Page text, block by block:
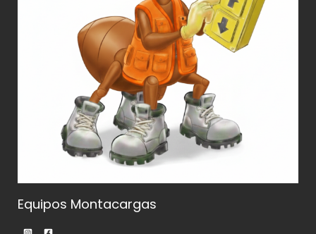
Equipos Montacargas